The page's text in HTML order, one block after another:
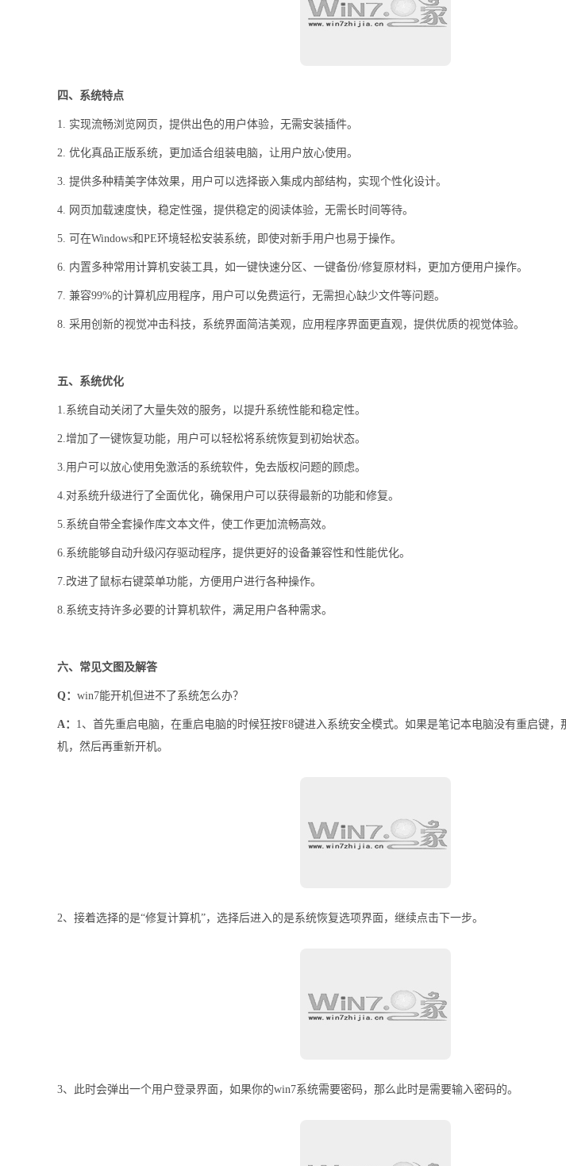
四、系统特点
1. 实现流畅浏览网页，提供出色的用户体验，无需安装插件。
2. 优化真品正版系统，更加适合组装电脑，让用户放心使用。
3. 提供多种精美字体效果，用户可以选择嵌入集成内部结构，实现个性化设计。
4. 网页加载速度快，稳定性强，提供稳定的阅读体验，无需长时间等待。
5. 可在Windows和PE环境轻松安装系统，即使对新手用户也易于操作。
6. 内置多种常用计算机安装工具，如一键快速分区、一键备份/修复原材料，更加方便用户操作。
7. 兼容99%的计算机应用程序，用户可以免费运行，无需担心缺少文件等问题。
8. 采用创新的视觉冲击科技，系统界面简洁美观，应用程序界面更直观，提供优质的视觉体验。
五、系统优化
1.系统自动关闭了大量失效的服务，以提升系统性能和稳定性。
2.增加了一键恢复功能，用户可以轻松将系统恢复到初始状态。
3.用户可以放心使用免激活的系统软件，免去版权问题的顾虑。
4.对系统升级进行了全面优化，确保用户可以获得最新的功能和修复。
5.系统自带全套操作库文本文件，使工作更加流畅高效。
6.系统能够自动升级闪存驱动程序，提供更好的设备兼容性和性能优化。
7.改进了鼠标右键菜单功能，方便用户进行各种操作。
8.系统支持许多必要的计算机软件，满足用户各种需求。
六、常见文图及解答
Q： win7能开机但进不了系统怎么办？
A： 1、首先重启电脑，在重启电脑的时候狂按F8键进入系统安全模式。如果是笔记本电脑没有重启键，
机，然后再重新开机。
2、接着选择的是“修复计算机”，选择后进入的是系统恢复选项界面，继续点击下一步。
3、此时会弹出一个用户登录界面，如果你的win7系统需要密码，那么此时是需要输入密码的。